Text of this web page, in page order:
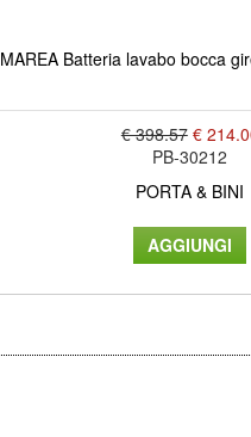
MAREA Batteria lavabo bocca
€ 398.57 €
PB-30212
PORTA & BINI